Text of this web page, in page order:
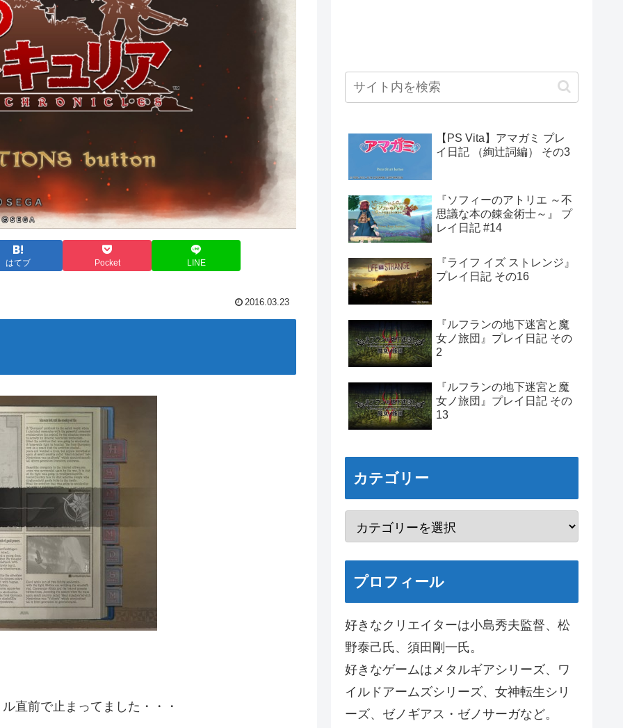
はてブ Pocket LINE
2016.03.23
直前で止まってました・・・
【PS Vita】アマガミ プレ
イ日記 （絢辻詞編） その3
『ソフィーのアトリエ ～不
思議な本の錬金術士～』 プ
レイ日記 #14
『ライフ イズ ストレンジ』
プレイ日記 その16
『ルフランの地下迷宮と魔
女ノ旅団』プレイ日記 その
2
『ルフランの地下迷宮と魔
女ノ旅団』プレイ日記 その
13
カテゴリー
プロフィール
好きなクリエイターは小島秀夫監督、松
野泰己氏、須田剛一氏。
好きなゲームはメタルギアシリーズ、ワ
イルドアームズシリーズ、女神転生シリ
ーズ、ゼノギアス・ゼノサーガなど。